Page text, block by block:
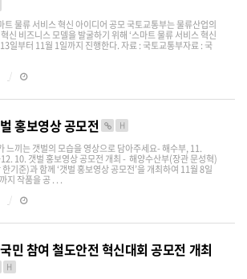
트 물류 서비스 혁신 아이디어 공모 국토교통부는 물류산업의
신 비즈니스 모델을 발굴하기 위해 ‘스마트 물류 서비스 혁신
일부터 11월 1일까지 진행한다. 자료 : 국토교통부자료 : 국
홍보영상 공모전 H
느끼는 갯벌의 모습을 영상으로 담아주세요- 해수부, 11.
10. 갯벌 홍보영상 공모전 개최 - 해양수산부(장관 문성혁)
기준)과 함께 ‘갯벌 홍보영상 공모전’을 개최하여 11월 8일
지 작품을 공 . . .
민 참여 철도안전 혁신대회 공모전 개최
H